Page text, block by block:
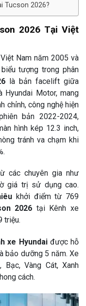
Tucson 2026?
2026 Tại Việt
Nam năm 2005 và
tượng trong phân
là bản facelift giữa
Motor, mang
chỉnh, công nghệ hiện
bản 2022-2024,
hình kép 12.3 inch,
tránh va chạm khi
các chuyên gia như
giá trị sử dụng cao.
khởi điểm từ 769
2026 tại Kênh xe
triệu.
xe Hyundaiđược hỗ
bảo dưỡng 5 năm. Xe
Vàng Cát, Xanh
cách.